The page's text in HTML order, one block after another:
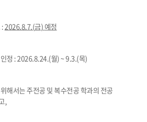
:2026.8.7.(금) 예정
정 :2026.8.24.(월) ~ 9.3.(목)
해서는 주전공 및 복수전공 학과의 전공